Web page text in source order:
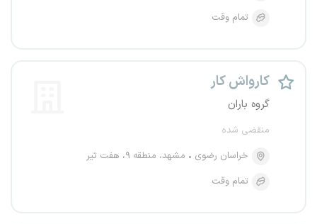
تمام وقت
کارواش کار
گروه باران
منقضی شده
خراسان رضوی
مشهد، منطقه ۹، هفت تیر
تمام وقت